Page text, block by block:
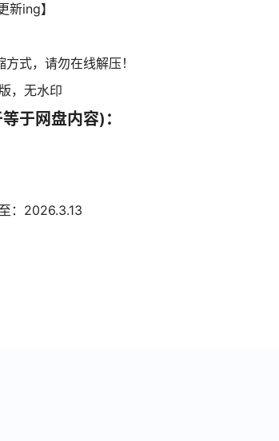
新ing】
式，请勿在线解压！
，无水印
于网盘内容)：
：2026.3.13